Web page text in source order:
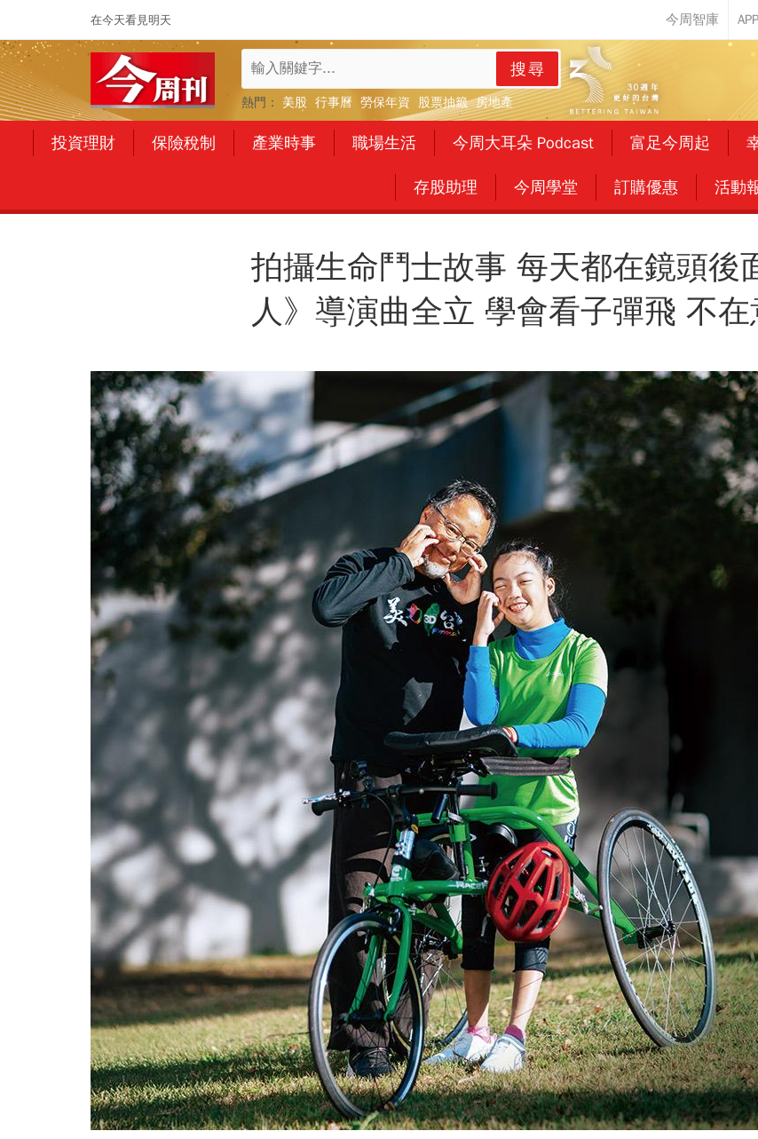
在今天看見明天
搜尋
熱門： 美股 行事曆 勞保年資 股票抽籤 房地產
投資理財 保險稅制 產業時事 職場生活 今周大耳朵 Podcast 富足今周起
存股助理 今周學堂 訂購優惠 活動
拍攝生命鬥士故事 每天都在鏡頭後
人》導演曲全立 學會看子彈飛 不